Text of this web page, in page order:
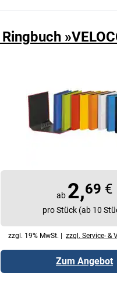
ab 2,69 €
pro Stück (ab 10
zzgl. 19% MwSt. | zzgl. Service- &
Zum Angebot